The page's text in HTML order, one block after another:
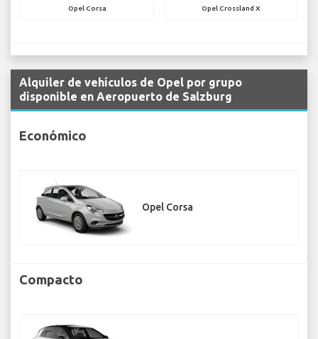
Opel Corsa Opel Crossland X
Alquiler de vehículos de Opel por grupo
disponible en Aeropuerto de Salzburg
Económico
Opel Corsa
Compacto